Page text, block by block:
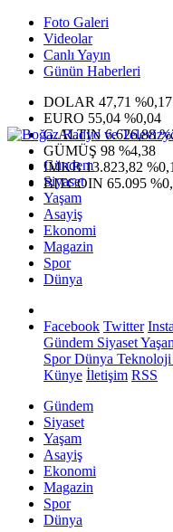
Foto Galeri
Videolar
Canlı Yayın
Günün Haberleri
DOLAR 47,71 %0,17
EURO 55,04 %0,04
G.ALTIN6.626,88
GÜMÜŞ 98 %4,38
IMKB13.823,82
BITCOIN 65.095
Gündem
Siyaset
Yaşam
Asayiş
Ekonomi
Magazin
Spor
Dünya
Facebook Twitter
Gündem Siyaset
SporDünya Teknoloji
Künye İletişim RSS
Gündem
Siyaset
Yaşam
Asayiş
Ekonomi
Magazin
Spor
Dünya